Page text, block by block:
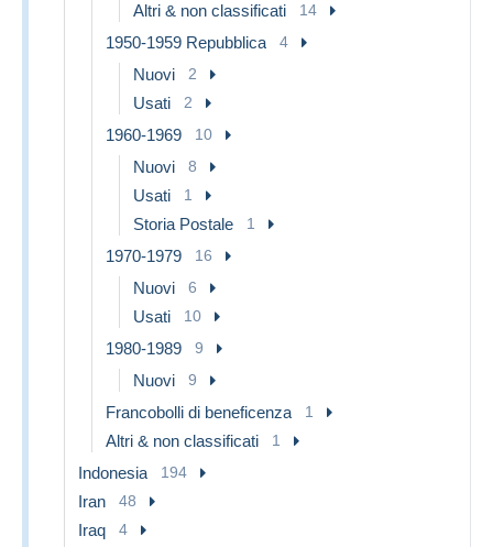
Altri & non classificati 14
1950-1959 Repubblica 4
Nuovi 2
Usati 2
1960-1969 10
Nuovi 8
Usati 1
Storia Postale 1
1970-1979 16
Nuovi 6
Usati 10
1980-1989 9
Nuovi 9
Francobolli di beneficenza 1
Altri & non classificati 1
Indonesia 194
Iran 48
Iraq 4